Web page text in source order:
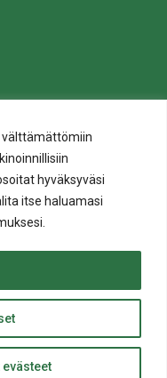
välttämättömiin
hyväksyväsi
itse haluamasi
ylös